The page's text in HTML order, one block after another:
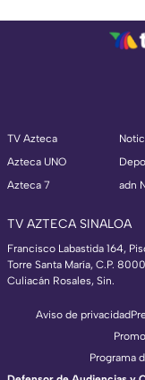
TV Azteca
Azteca UNO
Azteca 7
adn
TV AZTECA SINALOA
Francisco Labastida 164,
Torre Santa María, C.P.
Culiacán Rosales, Sin.
Aviso de privacidad
Programa